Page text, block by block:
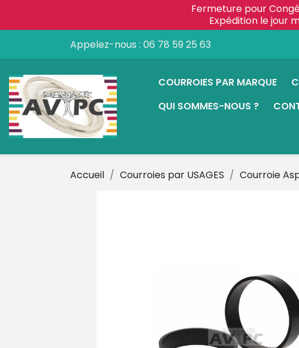
Fermeture pour
Expédition le jour
Appelez-nous : 06 78 59 25 63
COURROIES PAR MARQUE
QUI SOMMES-NOUS ?
Accueil Courroies par USAGES Courroie